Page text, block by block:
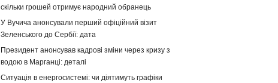
скільки грошей отримує народний обранець
У Вучича анонсували перший офіційний візит
Зеленського до Сербії: дата
Президент анонсував кадрові зміни через кризу з
водою в Марганці: деталі
Ситуація в енергосистемі: чи діятимуть графіки